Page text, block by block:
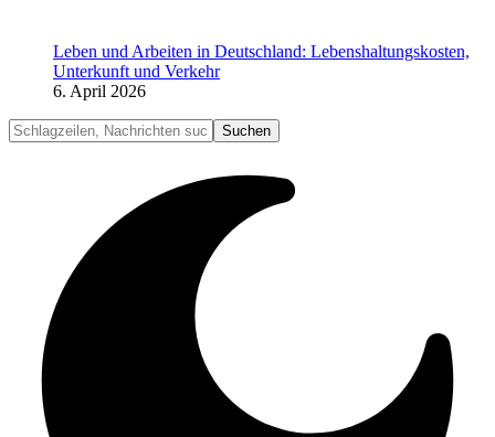
Leben und Arbeiten in Deutschland: Lebenshaltungskosten,
Unterkunft und Verkehr
6. April 2026